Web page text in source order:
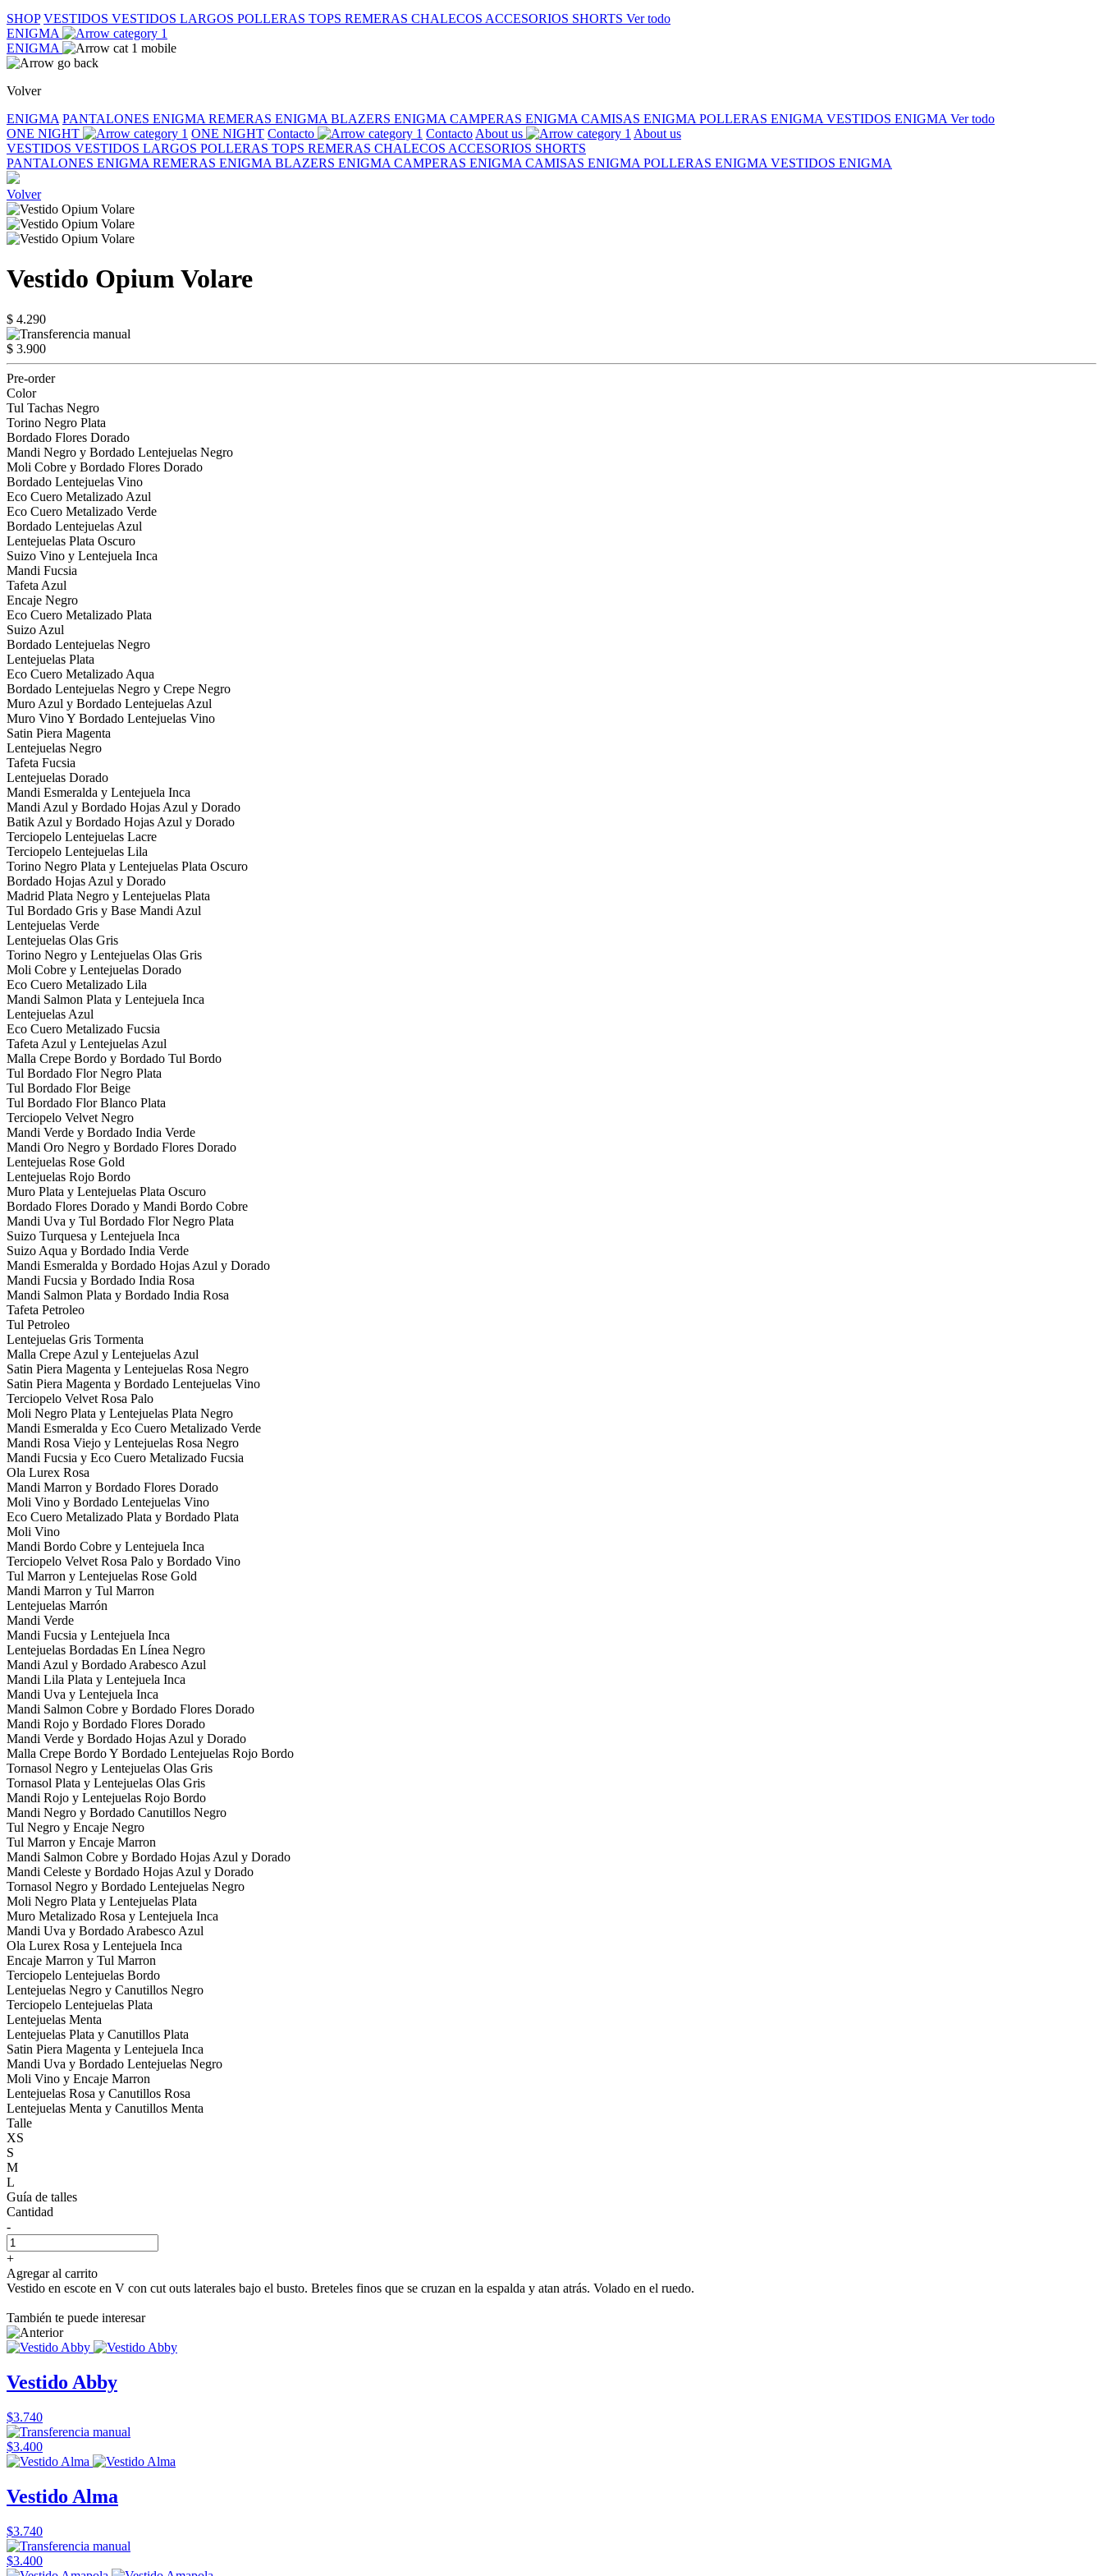
SHOP VESTIDOS VESTIDOS LARGOS POLLERAS TOPS REMERAS CHALECOS ACCESORIOS SHORTS Ver todo
ENIGMA
ENIGMA
Volver
ENIGMA PANTALONES ENIGMA REMERAS ENIGMA BLAZERS ENIGMA CAMPERAS ENIGMA CAMISAS ENIGMA POLLERAS ENIGMA VESTIDOS ENIGMA Ver todo
ONE NIGHT
ONE NIGHT Contacto Contacto About us
About us
VESTIDOS VESTIDOS LARGOS POLLERAS TOPS REMERAS CHALECOS ACCESORIOS SHORTS
PANTALONES ENIGMA REMERAS ENIGMA BLAZERS ENIGMA CAMPERAS ENIGMA CAMISAS ENIGMA POLLERAS ENIGMA VESTIDOS ENIGMA
Volver
Vestido Opium Volare
$ 4.290
$ 3.900
Pre-order
Color
Tul Tachas Negro
Torino Negro Plata
Bordado Flores Dorado
Mandi Negro y Bordado Lentejuelas Negro
Moli Cobre y Bordado Flores Dorado
Bordado Lentejuelas Vino
Eco Cuero Metalizado Azul
Eco Cuero Metalizado Verde
Bordado Lentejuelas Azul
Lentejuelas Plata Oscuro
Suizo Vino y Lentejuela Inca
Mandi Fucsia
Tafeta Azul
Encaje Negro
Eco Cuero Metalizado Plata
Suizo Azul
Bordado Lentejuelas Negro
Lentejuelas Plata
Eco Cuero Metalizado Aqua
Bordado Lentejuelas Negro y Crepe Negro
Muro Azul y Bordado Lentejuelas Azul
Muro Vino Y Bordado Lentejuelas Vino
Satin Piera Magenta
Lentejuelas Negro
Tafeta Fucsia
Lentejuelas Dorado
Mandi Esmeralda y Lentejuela Inca
Mandi Azul y Bordado Hojas Azul y Dorado
Batik Azul y Bordado Hojas Azul y Dorado
Terciopelo Lentejuelas Lacre
Terciopelo Lentejuelas Lila
Torino Negro Plata y Lentejuelas Plata Oscuro
Bordado Hojas Azul y Dorado
Madrid Plata Negro y Lentejuelas Plata
Tul Bordado Gris y Base Mandi Azul
Lentejuelas Verde
Lentejuelas Olas Gris
Torino Negro y Lentejuelas Olas Gris
Moli Cobre y Lentejuelas Dorado
Eco Cuero Metalizado Lila
Mandi Salmon Plata y Lentejuela Inca
Lentejuelas Azul
Eco Cuero Metalizado Fucsia
Tafeta Azul y Lentejuelas Azul
Malla Crepe Bordo y Bordado Tul Bordo
Tul Bordado Flor Negro Plata
Tul Bordado Flor Beige
Tul Bordado Flor Blanco Plata
Terciopelo Velvet Negro
Mandi Verde y Bordado India Verde
Mandi Oro Negro y Bordado Flores Dorado
Lentejuelas Rose Gold
Lentejuelas Rojo Bordo
Muro Plata y Lentejuelas Plata Oscuro
Bordado Flores Dorado y Mandi Bordo Cobre
Mandi Uva y Tul Bordado Flor Negro Plata
Suizo Turquesa y Lentejuela Inca
Suizo Aqua y Bordado India Verde
Mandi Esmeralda y Bordado Hojas Azul y Dorado
Mandi Fucsia y Bordado India Rosa
Mandi Salmon Plata y Bordado India Rosa
Tafeta Petroleo
Tul Petroleo
Lentejuelas Gris Tormenta
Malla Crepe Azul y Lentejuelas Azul
Satin Piera Magenta y Lentejuelas Rosa Negro
Satin Piera Magenta y Bordado Lentejuelas Vino
Terciopelo Velvet Rosa Palo
Moli Negro Plata y Lentejuelas Plata Negro
Mandi Esmeralda y Eco Cuero Metalizado Verde
Mandi Rosa Viejo y Lentejuelas Rosa Negro
Mandi Fucsia y Eco Cuero Metalizado Fucsia
Ola Lurex Rosa
Mandi Marron y Bordado Flores Dorado
Moli Vino y Bordado Lentejuelas Vino
Eco Cuero Metalizado Plata y Bordado Plata
Moli Vino
Mandi Bordo Cobre y Lentejuela Inca
Terciopelo Velvet Rosa Palo y Bordado Vino
Tul Marron y Lentejuelas Rose Gold
Mandi Marron y Tul Marron
Lentejuelas Marrón
Mandi Verde
Mandi Fucsia y Lentejuela Inca
Lentejuelas Bordadas En Línea Negro
Mandi Azul y Bordado Arabesco Azul
Mandi Lila Plata y Lentejuela Inca
Mandi Uva y Lentejuela Inca
Mandi Salmon Cobre y Bordado Flores Dorado
Mandi Rojo y Bordado Flores Dorado
Mandi Verde y Bordado Hojas Azul y Dorado
Malla Crepe Bordo Y Bordado Lentejuelas Rojo Bordo
Tornasol Negro y Lentejuelas Olas Gris
Tornasol Plata y Lentejuelas Olas Gris
Mandi Rojo y Lentejuelas Rojo Bordo
Mandi Negro y Bordado Canutillos Negro
Tul Negro y Encaje Negro
Tul Marron y Encaje Marron
Mandi Salmon Cobre y Bordado Hojas Azul y Dorado
Mandi Celeste y Bordado Hojas Azul y Dorado
Tornasol Negro y Bordado Lentejuelas Negro
Moli Negro Plata y Lentejuelas Plata
Muro Metalizado Rosa y Lentejuela Inca
Mandi Uva y Bordado Arabesco Azul
Ola Lurex Rosa y Lentejuela Inca
Encaje Marron y Tul Marron
Terciopelo Lentejuelas Bordo
Lentejuelas Negro y Canutillos Negro
Terciopelo Lentejuelas Plata
Lentejuelas Menta
Lentejuelas Plata y Canutillos Plata
Satin Piera Magenta y Lentejuela Inca
Mandi Uva y Bordado Lentejuelas Negro
Moli Vino y Encaje Marron
Lentejuelas Rosa y Canutillos Rosa
Lentejuelas Menta y Canutillos Menta
Talle
XS
S
M
L
Guía de talles
Cantidad
-
+
Agregar al carrito
Vestido en escote en V con cut outs laterales bajo el busto. Breteles finos que se cruzan en la espalda y atan atrás. Volado en el ruedo.
También te puede interesar
Vestido Abby
$3.740
$3.400
Vestido Alma
$3.740
$3.400